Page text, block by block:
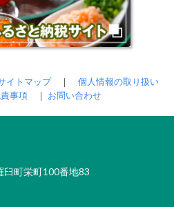
イトマップ｜ 個人情報の取り扱い
事項｜ お問い合わせ
町栄町100番地83